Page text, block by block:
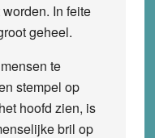
In feite
geheel.
te
stempel op
hoofd zien, is
bril op